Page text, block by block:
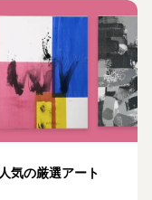
人気の厳選アート